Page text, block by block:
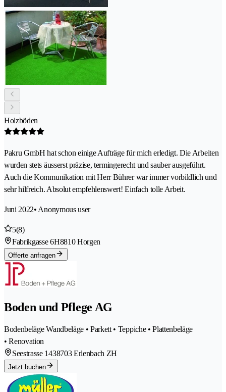
Holzböden
Pakru GmbH hat schon einige Aufträge für mich erledigt. Die Arbeiten
wurden stets äusserst präzise, termingerecht und sauber ausgeführt.
Auch die Kommunikation mit Herr Bührer war immer vorbildlich und
sehr hilfreich. Absolut empfehlenswert! Einfach tolle Arbeit.
Juni 2022• Anonymous user
5(8)
Fabrikgasse 6H8810 Horgen
Offerte anfragen
Boden und Pflege AG
Bodenbeläge Wandbeläge • Parkett • Teppiche • Plattenbeläge
• Renovation
Seestrasse 1438703 Erlenbach ZH
Jetzt buchen